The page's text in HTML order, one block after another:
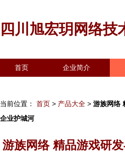
四川旭宏玥网络技
首页 企业简介
当前位置： 首页 > 产品大全 > 游族网络
企业护城河
游族网络 精品游戏研